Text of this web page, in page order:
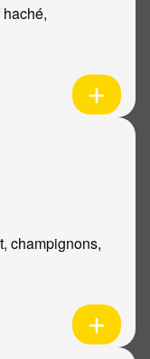
champignons,